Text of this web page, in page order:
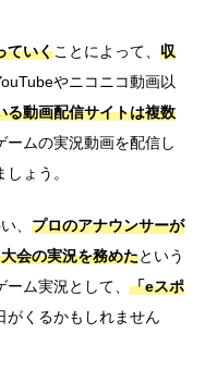
ていくことによって、 収
やニコニコ動画以
る動画配信サイトは複数
ムの実況動画を配信し
ょう。
、 プロのアナウンサーが
会の実況を務めたという
ム実況として、 「eスポ
がくるかもしれません